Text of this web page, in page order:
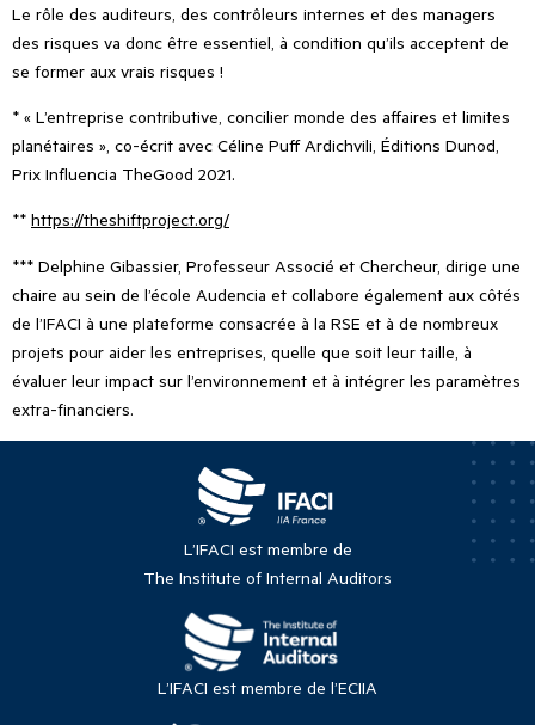
Le rôle des auditeurs, des contrôleurs internes et des managers
des risques va donc être essentiel, à condition qu’ils acceptent de
se former aux vrais risques !
* « L’entreprise contributive, concilier monde des affaires et limites
planétaires », co-écrit avec Céline Puff Ardichvili, Éditions Dunod,
Prix Influencia TheGood 2021.
** https://theshiftproject.org/
*** Delphine Gibassier, Professeur Associé et Chercheur, dirige une
chaire au sein de l’école Audencia et collabore également aux côtés
de l’IFACI à une plateforme consacrée à la RSE et à de nombreux
projets pour aider les entreprises, quelle que soit leur taille, à
évaluer leur impact sur l’environnement et à intégrer les paramètres
extra-financiers.
L’IFACI est membre de
The Institute of Internal Auditors
L’IFACI est membre de l’ECIIA